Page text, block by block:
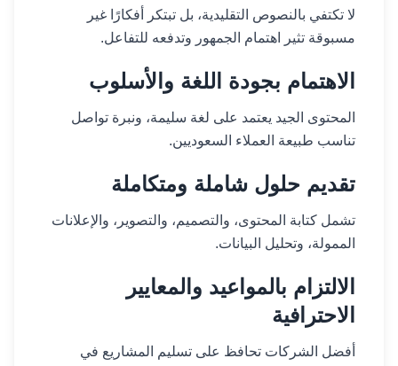
لا تكتفي بالنصوص التقليدية، بل تبتكر أفكارًا غير
مسبوقة تثير اهتمام الجمهور وتدفعه للتفاعل.
الاهتمام بجودة اللغة والأسلوب
المحتوى الجيد يعتمد على لغة سليمة، ونبرة تواصل
تناسب طبيعة العملاء السعوديين.
تقديم حلول شاملة ومتكاملة
تشمل كتابة المحتوى، والتصميم، والتصوير، والإعلانات
الممولة، وتحليل البيانات.
الالتزام بالمواعيد والمعايير
الاحترافية
أفضل الشركات تحافظ على تسليم المشاريع في